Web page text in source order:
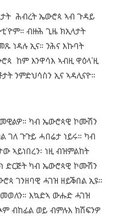
ሕብረት ኤውሮጳ ኣብ ጉዳይ
ብዙሕ ጊዜ ክኢላታት
ነዳሉ ኢና። ንሕና እኩባት
ከም እንዋሳእ ኣብዚ ዋዕላ’ዚ
ንምድህሳስን ኢና ኣዳሊናዮ።
መዊልዎ። ካብ ኤውሮጳዊ ኮሙሽን
ገለ ጉጉይ ሓበሬታ ነይሩ። ካብ
ኣይነበረን፡ ነዚ ብዝምልከት
ድርጅት ካብ ኤውሮጳዊ ኮሙሽን
ገንዘባዊ ሓገዝ ዘይቕበል ኢዩ።
እኳድኣ ውሑድ ሓገዝ
ብከፊል ወይ ብምሉእ ክሽፍንዎ